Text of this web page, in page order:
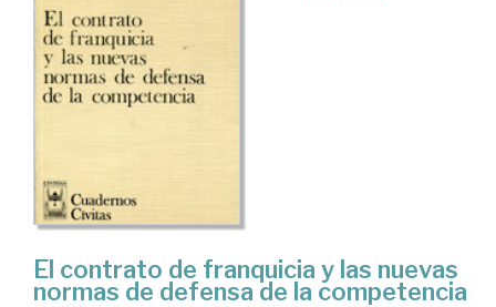
El contrato de franquicia y las nuevas
normas de defensa de la competencia